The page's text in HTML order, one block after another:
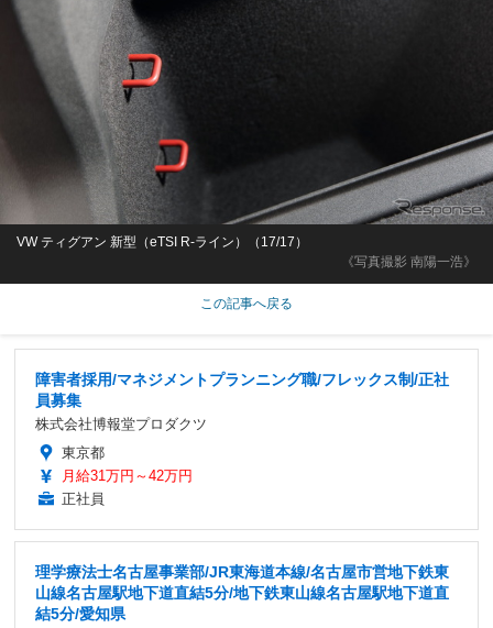
《写真撮影 南陽一浩》
VW ティグアン 新型（eTSI R-ライン）（17/17）
この記事へ戻る
障害者採用/マネジメントプランニング職/フレックス制/正社
員募集
株式会社博報堂プロダクツ
東京都
月給31万円～42万円
正社員
理学療法士名古屋事業部/JR東海道本線/名古屋市営地下鉄東
山線名古屋駅地下道直結5分/地下鉄東山線名古屋駅地下道直
結5分/愛知県